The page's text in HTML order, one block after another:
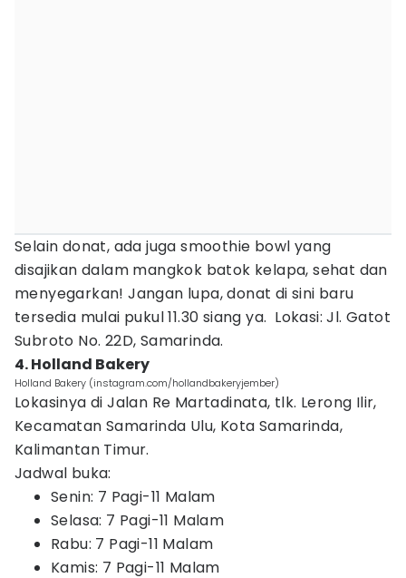
Selain donat, ada juga smoothie bowl yang
disajikan dalam mangkok batok kelapa, sehat dan
menyegarkan! Jangan lupa, donat di sini baru
tersedia mulai pukul 11.30 siang ya. Lokasi: Jl. Gatot
Subroto No. 22D, Samarinda.
4. Holland Bakery
Holland Bakery (instagram.com/hollandbakeryjember)
Lokasinya di Jalan Re Martadinata, tlk. Lerong Ilir,
Kecamatan Samarinda Ulu, Kota Samarinda,
Kalimantan Timur.
Jadwal buka:
Senin: 7 Pagi-11 Malam
Selasa: 7 Pagi-11 Malam
Rabu: 7 Pagi-11 Malam
Kamis: 7 Pagi-11 Malam